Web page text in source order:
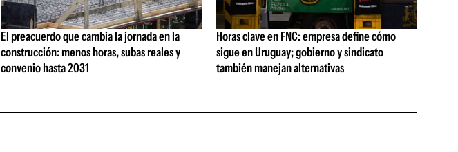
El preacuerdo que cambia la jornada en la
construcción: menos horas, subas reales y
convenio hasta 2031
Horas clave en FNC: empresa define cómo
sigue en Uruguay; gobierno y sindicato
también manejan alternativas